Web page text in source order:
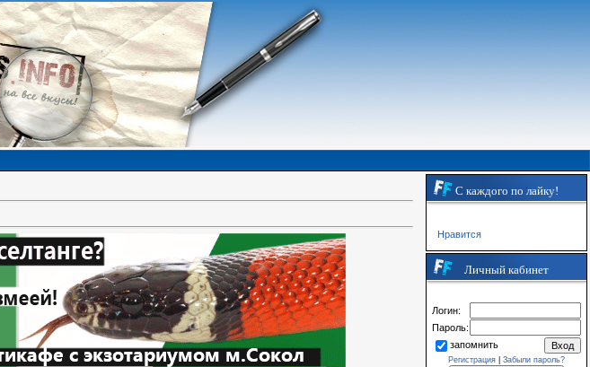
С каждого по лайку!
Нравится
Личный кабинет
Логин:
Пароль:
запомнить
Регистрация Забыли пароль?